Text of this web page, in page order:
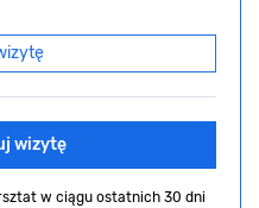
wizytę
w ciągu ostatnich 30 dni